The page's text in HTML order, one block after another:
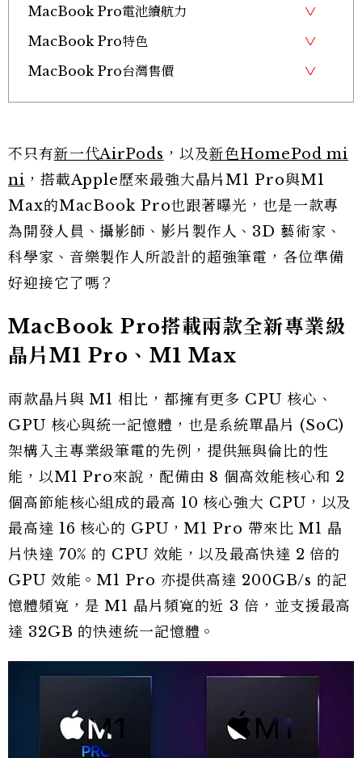
MacBook Pro電池續航力
MacBook Pro特色
MacBook Pro台灣售價
不只有新一代AirPods ，以及新色HomePod mi
ni ，搭載Apple歷來最強大晶片M1 Pro與M1
Max的MacBook Pro也跟著曝光，也是一款專
為開發人員、攝影師、影片製作人、3D 藝術家、
科學家、音樂製作人所設計的超強筆電，各位準備
好迎接它了嗎？
MacBook Pro搭載兩款全新專業級
晶片M1 Pro、M1 Max
兩款晶片與 M1 相比，都擁有更多 CPU 核心、
GPU 核心與統一記憶體，也是系統單晶片 (SoC)
架構入主專業級筆電的先例，提供無與倫比的性
能，以M1 Pro來說，配備由 8 個高效能核心和 2
個高節能核心組成的最高 10 核心強大 CPU，以及
最高達 16 核心的 GPU，M1 Pro 帶來比 M1 晶
片快達 70% 的 CPU 效能，以及最高快達 2 倍的
GPU 效能。M1 Pro 亦提供高達 200GB/s 的記
憶體頻寬，是 M1 晶片頻寬的近 3 倍，並支援最高
達 32GB 的快速統一記憶體。